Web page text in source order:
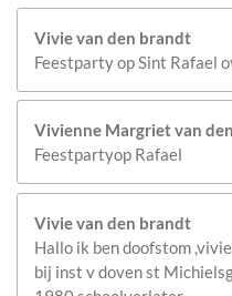
Vivie van den brandt
Feestparty op Sint Rafael
Vivienne Margriet van
Feestpartyop Rafael
Vivie van den brandt
Hallo ik ben doofstom
bij inst v doven st